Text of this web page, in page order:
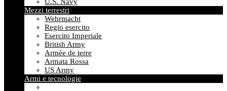
Mezzi terrestri
Wehrmacht
Regio esercito
Esercito Imperiale
British Army
Armée de terre
Armata Rossa
US Army
Armi e tecnologie